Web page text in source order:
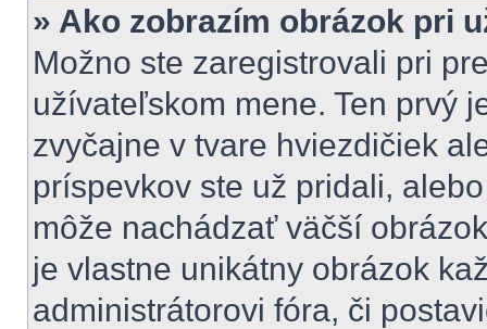
» Ako zobrazím obrázok pri
Možno ste zaregistrovali pri
užívateľskom mene. Ten prvý
zvyčajne v tvare hviezdičiek
príspevkov ste už pridali,
môže nachádzať väčší
je vlastne unikátny obrázok
administrátorovi fóra, či